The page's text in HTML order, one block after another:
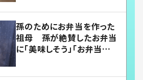
孫のためにお弁当を作った
祖母 孫が絶賛したお弁当
に「美味しそう」「お弁当すご